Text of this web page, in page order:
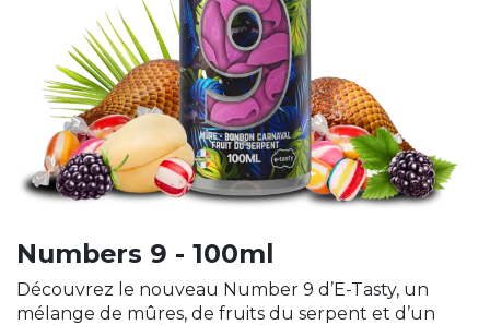
Numbers 9 - 100ml
Découvrez le nouveau Number 9 d’E-Tasty, un
mélange de mûres, de fruits du serpent et d’un